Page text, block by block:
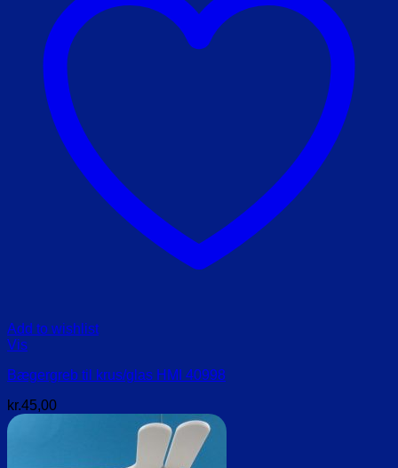
Add to wishlist
Vis
Bægergreb til krus/glas HMI 40998
kr.45,00